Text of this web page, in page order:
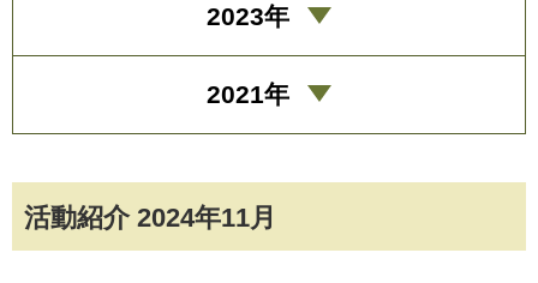
活動紹介 2024年11月
2023年
2021年